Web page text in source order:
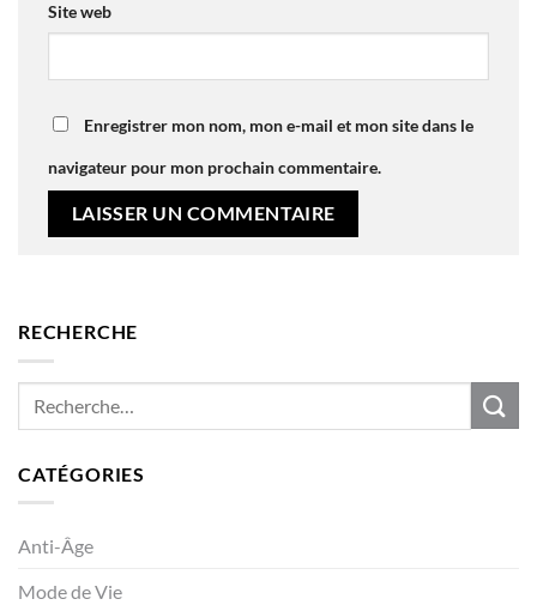
RECHERCHE
CATÉGORIES
Anti-Âge
Mode de Vie
Site web
Enregistrer mon nom, mon e-mail et mon site dans le
navigateur pour mon prochain commentaire.